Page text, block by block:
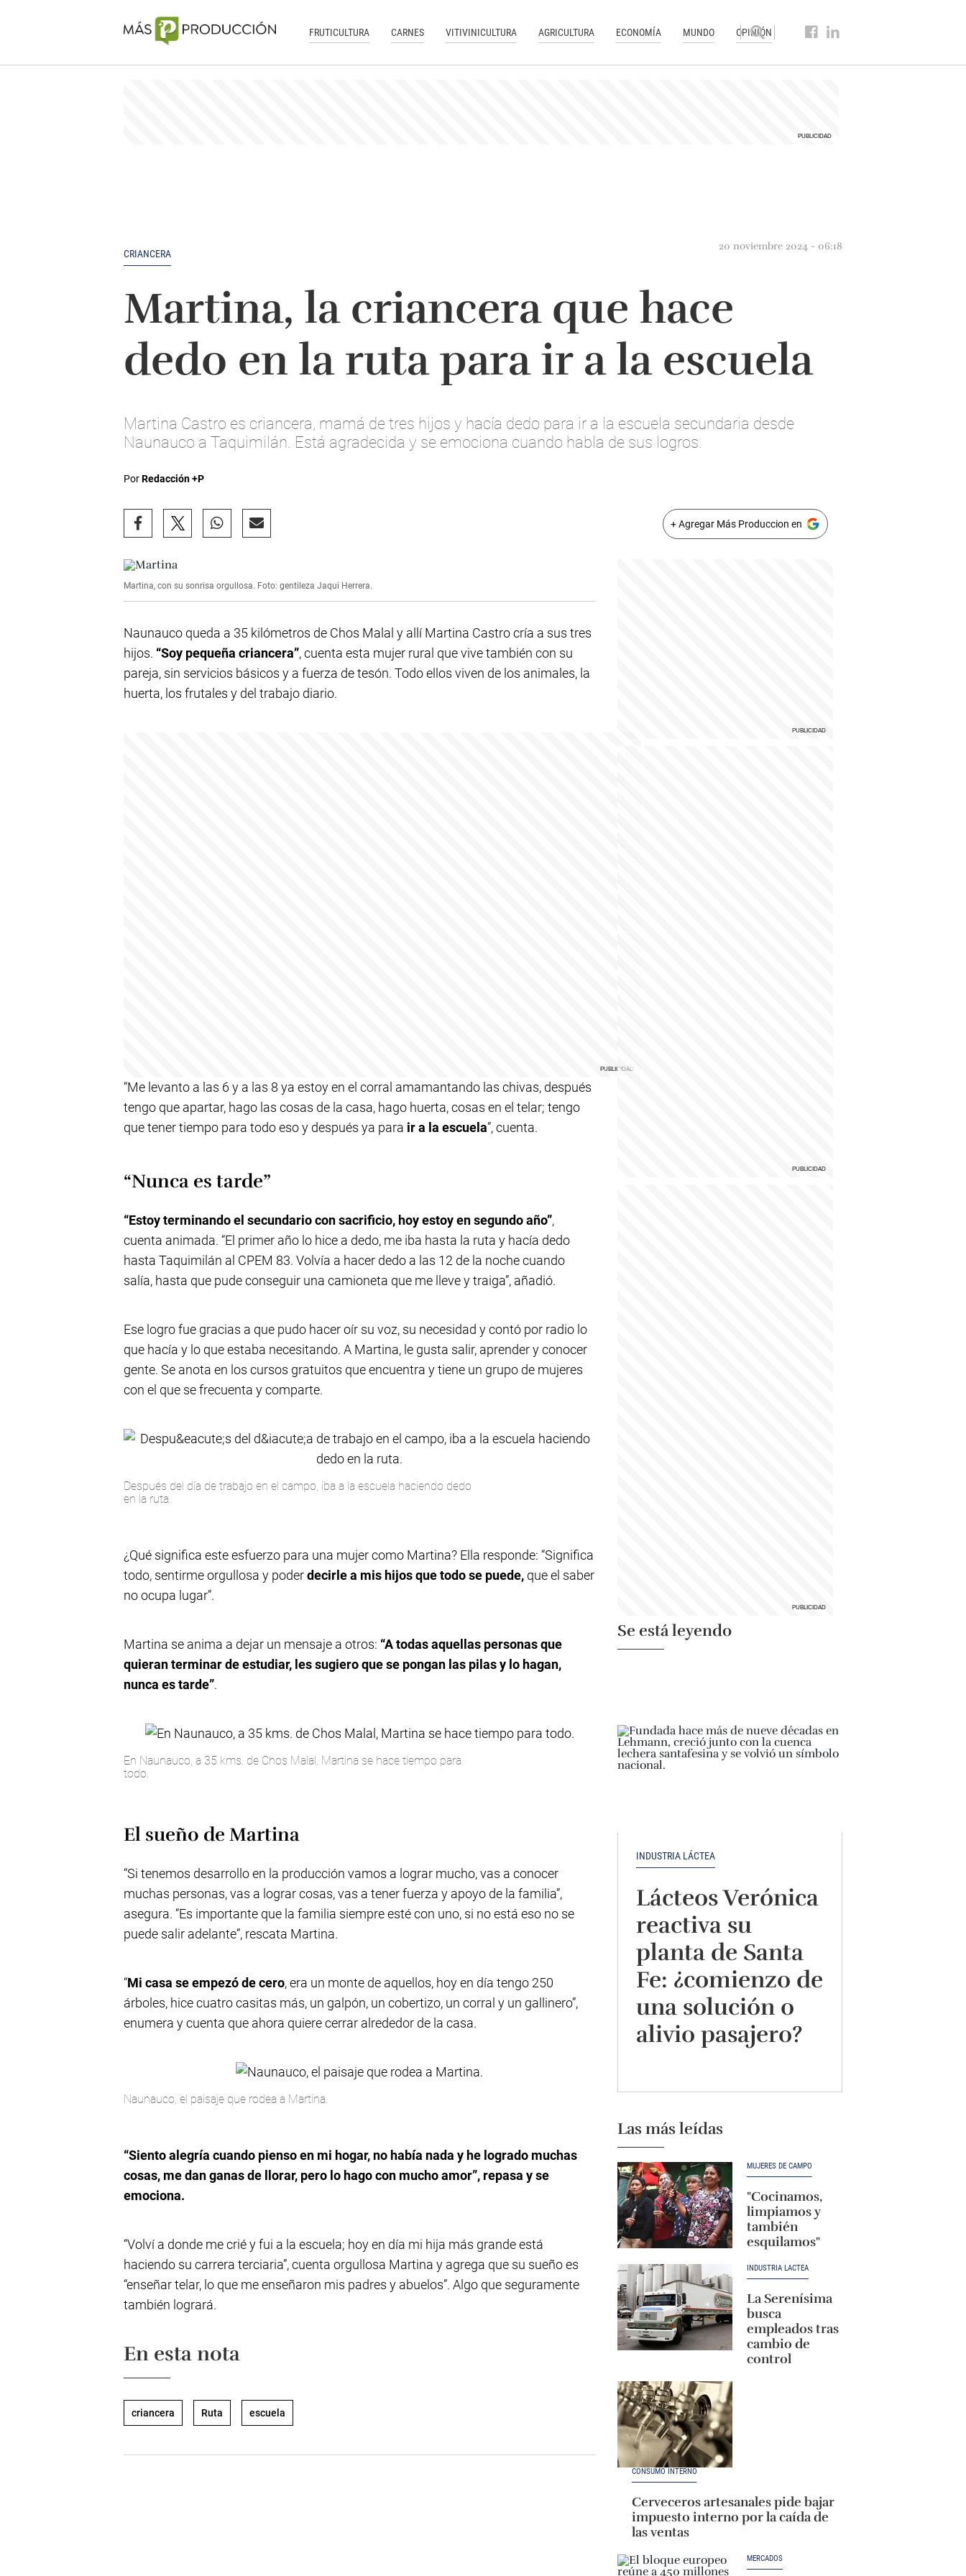
FRUTICULTURA CARNES VITIVINICULTURA AGRICULTURA ECONOMÍA MUNDO OPINIÓN
CRIANCERA
20 noviembre 2024 - 06:18
Martina, la criancera que hace
dedo en la ruta para ir a la escuela
Martina Castro es criancera, mamá de tres hijos y hacía dedo para ir a la escuela secundaria desde
Naunauco a Taquimilán. Está agradecida y se emociona cuando habla de sus logros.
PorRedacción +P
+ Agregar Más Produccion en
Martina, con su sonrisa orgullosa. Foto: gentileza Jaqui Herrera.
Naunauco queda a 35 kilómetros de Chos Malal y allí Martina Castro cría a sus tres
hijos. “Soy pequeña criancera”, cuenta esta mujer rural que vive también con su
pareja, sin servicios básicos y a fuerza de tesón. Todo ellos viven de los animales, la
huerta, los frutales y del trabajo diario.
“Me levanto a las 6 y a las 8 ya estoy en el corral amamantando las chivas, después
tengo que apartar, hago las cosas de la casa, hago huerta, cosas en el telar; tengo
que tener tiempo para todo eso y después ya para ir a la escuela”, cuenta.
“Nunca es tarde”
“Estoy terminando el secundario con sacrificio, hoy estoy en segundo año”,
cuenta animada. “El primer año lo hice a dedo, me iba hasta la ruta y hacía dedo
hasta Taquimilán al CPEM 83. Volvía a hacer dedo a las 12 de la noche cuando
salía, hasta que pude conseguir una camioneta que me lleve y traiga”, añadió.
Ese logro fue gracias a que pudo hacer oír su voz, su necesidad y contó por radio lo
que hacía y lo que estaba necesitando. A Martina, le gusta salir, aprender y conocer
gente. Se anota en los cursos gratuitos que encuentra y tiene un grupo de mujeres
con el que se frecuenta y comparte.
Después del día de trabajo en el campo, iba a la escuela haciendo dedo
en la ruta.
¿Qué significa este esfuerzo para una mujer como Martina? Ella responde: “Significa
todo, sentirme orgullosa y poderdecirle a mis hijos que todo se puede, que el saber
no ocupa lugar”.
Martina se anima a dejar un mensaje a otros: “A todas aquellas personas que
quieran terminar de estudiar, les sugiero que se pongan las pilas y lo hagan,
nunca es tarde”.
En Naunauco, a 35 kms. de Chos Malal, Martina se hace tiempo para
todo.
El sueño de Martina
“Si tenemos desarrollo en la producción vamos a lograr mucho, vas a conocer
muchas personas, vas a lograr cosas, vas a tener fuerza y apoyo de la familia”,
asegura. “Es importante que la familia siempre esté con uno, si no está eso no se
puede salir adelante”, rescata Martina.
“Mi casa se empezó de cero, era un monte de aquellos, hoy en día tengo 250
árboles, hice cuatro casitas más, un galpón, un cobertizo, un corral y un gallinero”,
enumera y cuenta que ahora quiere cerrar alrededor de la casa.
Naunauco, el paisaje que rodea a Martina.
“Siento alegría cuando pienso en mi hogar, no había nada y he logrado muchas
cosas, me dan ganas de llorar, pero lo hago con mucho amor”, repasa y se
emociona.
“Volví a donde me crié y fui a la escuela; hoy en día mi hija más grande está
haciendo su carrera terciaria”, cuenta orgullosa Martina y agrega que su sueño es
“enseñar telar, lo que me enseñaron mis padres y abuelos”. Algo que seguramente
también logrará.
En esta nota
criancera Ruta escuela
Se está leyendo
INDUSTRIA LÁCTEA
Lácteos Verónica
reactiva su
planta de Santa
Fe: ¿comienzo de
una solución o
alivio pasajero?
Las más leídas
MUJERES DE CAMPO
"Cocinamos,
limpiamos y
también
esquilamos"
INDUSTRIA LÁCTEA
La Serenísima
busca
empleados tras
cambio de
control
CONSUMO INTERNO
Cerveceros artesanales pide bajar
impuesto interno por la caída de
las ventas
MERCADOS